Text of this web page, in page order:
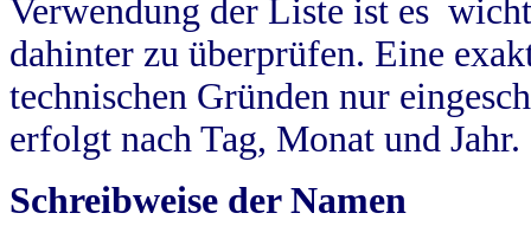
Verwendung der Liste ist es
dahinter zu überprüfen. Eine
technischen Gründen nur
erfolgt nach Tag, Monat und Jahr.
Schreibweise der Namen